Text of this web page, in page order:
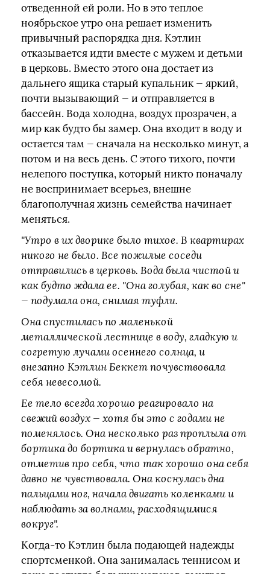
отведенной ей роли. Но в это теплое
ноябрьское утро она решает изменить
привычный распорядка дня. Кэтлин
отказывается идти вместе с мужем и детьми
в церковь. Вместо этого она достает из
дальнего ящика старый купальник — яркий,
почти вызывающий — и отправляется в
бассейн. Вода холодна, воздух прозрачен, а
мир как будто бы замер. Она входит в воду и
остается там — сначала на несколько минут, а
потом и на весь день. С этого тихого, почти
нелепого поступка, который никто поначалу
не воспринимает всерьез, внешне
благополучная жизнь семейства начинает
меняться.
"Утро в их дворике было тихое. В квартирах
никого не было. Все пожилые соседи
отправились в церковь. Вода была чистой и
как будто ждала ее. "Она голубая, как во сне"
— подумала она, снимая туфли.
Она спустилась по маленькой
металлической лестнице в воду, гладкую и
согретую лучами осеннего солнца, и
внезапно Кэтлин Беккет почувствовала
себя невесомой.
Ее тело всегда хорошо реагировало на
свежий воздух — хотя бы это с годами не
поменялось. Она несколько раз проплыла от
бортика до бортика и вернулась обратно,
отметив про себя, что так хорошо она себя
давно не чувствовала. Она коснулась дна
пальцами ног, начала двигать коленками и
наблюдать за волнами, расходящимися
вокруг".
Когда-то Кэтлин была подающей надежды
спортсменкой. Она занималась теннисом и